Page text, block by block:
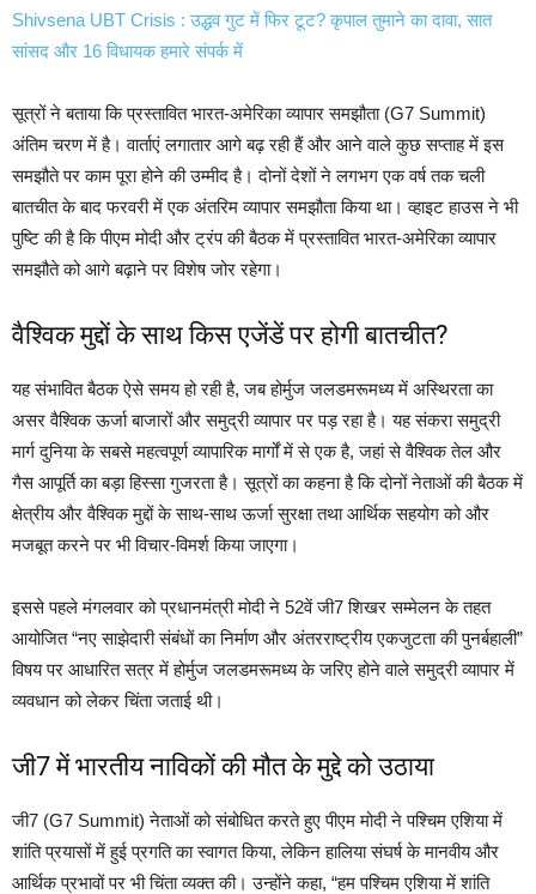
Shivsena UBT Crisis : उद्धव गुट में फिर टूट? कृपाल तुमाने का दावा, सात
सांसद और 16 विधायक हमारे संपर्क में
सूत्रों ने बताया कि प्रस्तावित भारत-अमेरिका व्यापार समझौता (G7 Summit)
अंतिम चरण में है। वार्ताएं लगातार आगे बढ़ रही हैं और आने वाले कुछ सप्ताह में इस
समझौते पर काम पूरा होने की उम्मीद है। दोनों देशों ने लगभग एक वर्ष तक चली
बातचीत के बाद फरवरी में एक अंतरिम व्यापार समझौता किया था। व्हाइट हाउस ने भी
पुष्टि की है कि पीएम मोदी और ट्रंप की बैठक में प्रस्तावित भारत-अमेरिका व्यापार
समझौते को आगे बढ़ाने पर विशेष जोर रहेगा।
वैश्विक मुद्दों के साथ किस एजेंडें पर होगी बातचीत?
यह संभावित बैठक ऐसे समय हो रही है, जब होर्मुज जलडमरूमध्य में अस्थिरता का
असर वैश्विक ऊर्जा बाजारों और समुद्री व्यापार पर पड़ रहा है। यह संकरा समुद्री
मार्ग दुनिया के सबसे महत्वपूर्ण व्यापारिक मार्गों में से एक है, जहां से वैश्विक तेल और
गैस आपूर्ति का बड़ा हिस्सा गुजरता है। सूत्रों का कहना है कि दोनों नेताओं की बैठक में
क्षेत्रीय और वैश्विक मुद्दों के साथ-साथ ऊर्जा सुरक्षा तथा आर्थिक सहयोग को और
मजबूत करने पर भी विचार-विमर्श किया जाएगा।
इससे पहले मंगलवार को प्रधानमंत्री मोदी ने 52वें जी7 शिखर सम्मेलन के तहत
आयोजित “नए साझेदारी संबंधों का निर्माण और अंतरराष्ट्रीय एकजुटता की पुनर्बहाली”
विषय पर आधारित सत्र में होर्मुज जलडमरूमध्य के जरिए होने वाले समुद्री व्यापार में
व्यवधान को लेकर चिंता जताई थी।
जी7 में भारतीय नाविकों की मौत के मुद्दे को उठाया
जी7 (G7 Summit) नेताओं को संबोधित करते हुए पीएम मोदी ने पश्चिम एशिया में
शांति प्रयासों में हुई प्रगति का स्वागत किया, लेकिन हालिया संघर्ष के मानवीय और
आर्थिक प्रभावों पर भी चिंता व्यक्त की। उन्होंने कहा, “हम पश्चिम एशिया में शांति